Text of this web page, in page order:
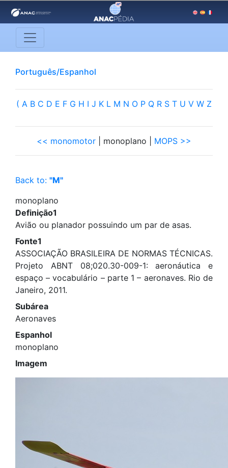
Português/Espanhol
( A B C D E F G H I J K L M N O P Q R S T U V W Z
<< monomotor | monoplano | MOPS >>
Back to: "M"
monoplano
Definição1
Avião ou planador possuindo um par de asas.
Fonte1
ASSOCIAÇÃO BRASILEIRA DE NORMAS TÉCNICAS.
Projeto ABNT 08;020.30-009-1: aeronáutica e
espaço – vocabulário – parte 1 – aeronaves. Rio de
Janeiro, 2011.
Subárea
Aeronaves
Espanhol
monoplano
Imagem